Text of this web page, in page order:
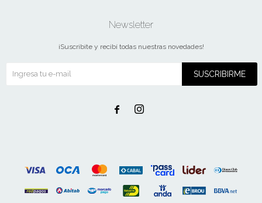
Newsletter
¡Suscribite y recibí todas nuestras novedades!
SUSCRIBIRME
 